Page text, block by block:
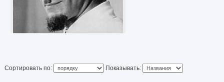
Сортировать по: Показывать: